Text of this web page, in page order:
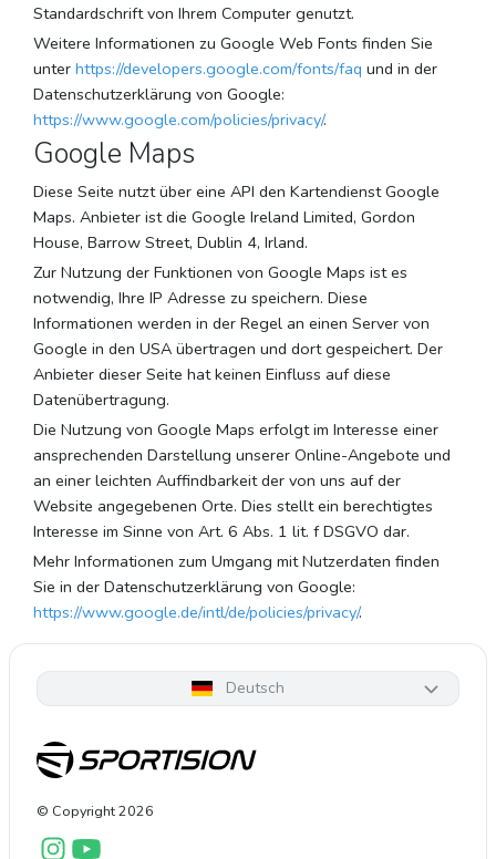
Standardschrift von Ihrem Computer genutzt.
Weitere Informationen zu Google Web Fonts finden Sie
unter https://developers.google.com/fonts/faq und in der
Datenschutzerklärung von Google:
https://www.google.com/policies/privacy/.
Google Maps
Diese Seite nutzt über eine API den Kartendienst Google
Maps. Anbieter ist die Google Ireland Limited, Gordon
House, Barrow Street, Dublin 4, Irland.
Zur Nutzung der Funktionen von Google Maps ist es
notwendig, Ihre IP Adresse zu speichern. Diese
Informationen werden in der Regel an einen Server von
Google in den USA übertragen und dort gespeichert. Der
Anbieter dieser Seite hat keinen Einfluss auf diese
Datenübertragung.
Die Nutzung von Google Maps erfolgt im Interesse einer
ansprechenden Darstellung unserer Online-Angebote und
an einer leichten Auffindbarkeit der von uns auf der
Website angegebenen Orte. Dies stellt ein berechtigtes
Interesse im Sinne von Art. 6 Abs. 1 lit. f DSGVO dar.
Mehr Informationen zum Umgang mit Nutzerdaten finden
Sie in der Datenschutzerklärung von Google:
https://www.google.de/intl/de/policies/privacy/.
Deutsch
© Copyright2026